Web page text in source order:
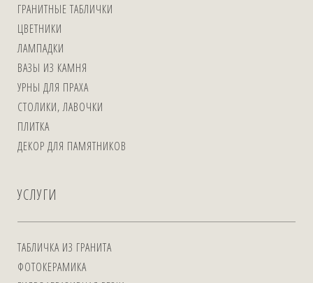
ГРАНИТНЫЕ ТАБЛИЧКИ
ЦВЕТНИКИ
ЛАМПАДКИ
ВАЗЫ ИЗ КАМНЯ
УРНЫ ДЛЯ ПРАХА
СТОЛИКИ, ЛАВОЧКИ
ПЛИТКА
ДЕКОР ДЛЯ ПАМЯТНИКОВ
УСЛУГИ
ТАБЛИЧКА ИЗ ГРАНИТА
ФОТОКЕРАМИКА